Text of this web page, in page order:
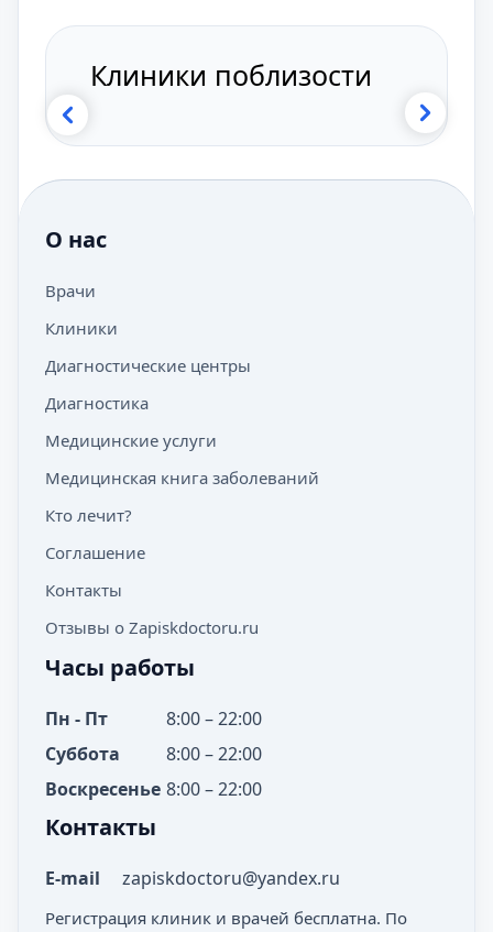
Клиники поблизости
О нас
Врачи
Клиники
Диагностические центры
Диагностика
Медицинские услуги
Медицинская книга заболеваний
Кто лечит?
Соглашение
Контакты
Отзывы о Zapiskdoctoru.ru
Часы работы
Пн - Пт
8:00 – 22:00
Суббота
8:00 – 22:00
Воскресенье 8:00 – 22:00
Контакты
E-mail zapiskdoctoru@yandex.ru
Регистрация клиник и врачей бесплатна. По